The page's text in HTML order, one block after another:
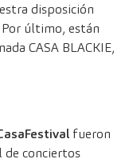
disposición
último, están
CASA BLACKIE,
fueron
de conciertos